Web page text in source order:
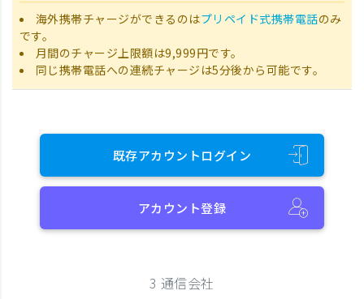
海外携帯チャージができるのはプリペイド式携帯電話のみ
です。
月間のチャージ上限額は9,999円です。
同じ携帯電話への連続チャージは5分後から可能です。
既存アカウントログイン
アカウント登録
3 通信会社